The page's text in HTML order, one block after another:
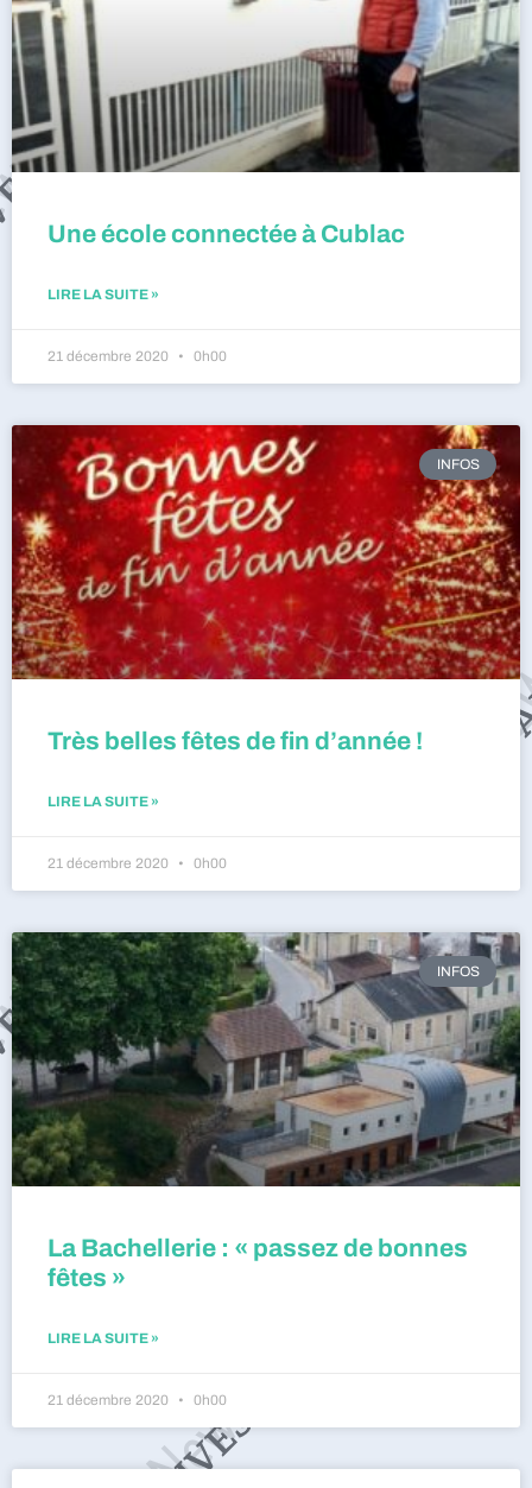
Une école connectée à Cublac
LIRE LA SUITE »
21 décembre 2020 0h00
INFOS
Très belles fêtes de fin d’année !
LIRE LA SUITE »
21 décembre 2020 0h00
INFOS
La Bachellerie : « passez de bonnes
fêtes »
LIRE LA SUITE »
21 décembre 2020 0h00